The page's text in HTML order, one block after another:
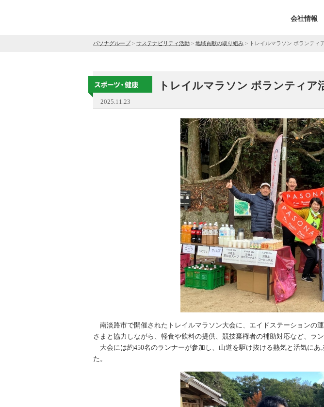
会社情報
パソナグループ> サステナビリティ活動 > 地域貢献の取り組み > トレイルマラソン ボランティ
2025.11.23
トレイルマラソン ボランティア
南淡路市で開催されたトレイルマラソン大会に、エイドステーションの
さまと協力しながら、軽食や飲料の提供、競技棄権者の補助対応など、ラ
大会には約450名のランナーが参加し、山道を駆け抜ける熱気と活気に
た。